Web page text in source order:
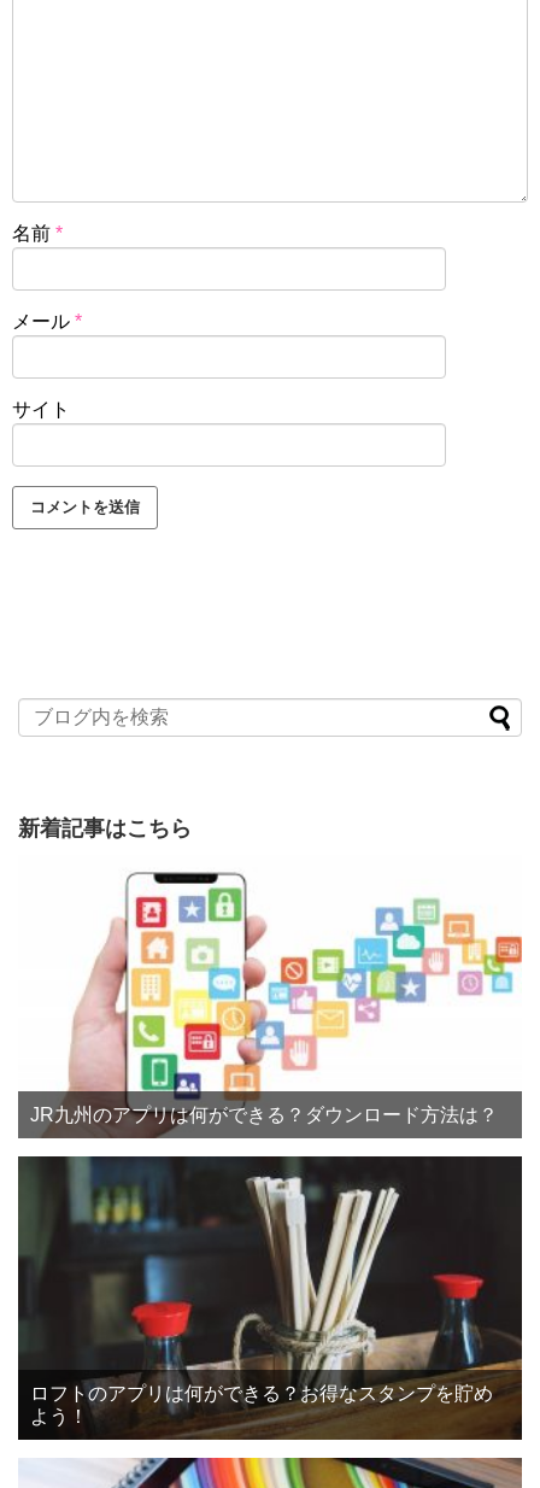
名前 *
メール *
サイト
新着記事はこちら
JR九州のアプリは何ができる？ダウンロード方法は？
ロフトのアプリは何ができる？お得なスタンプを貯め
よう！